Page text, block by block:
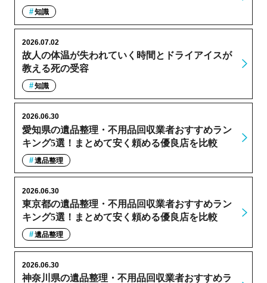
知識
故人の体温が失われていく時間とドライアイスが
教える死の受容
2026.07.02
知識
愛知県の遺品整理・不用品回収業者おすすめラン
キング5選！まとめて安く頼める優良店を比較
2026.06.30
遺品整理
東京都の遺品整理・不用品回収業者おすすめラン
キング5選！まとめて安く頼める優良店を比較
2026.06.30
遺品整理
神奈川県の遺品整理・不用品回収業者おすすめラ
2026.06.30